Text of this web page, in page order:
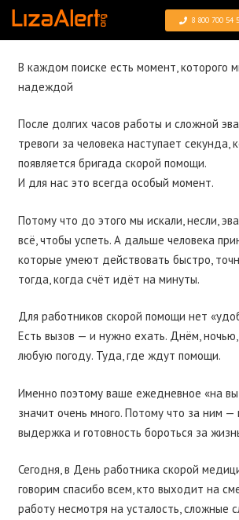
8 800 700 54
В каждом поиске есть момент, которого
надеждой
После долгих часов работы и сложной
тревоги за человека наступает секунда,
появляется бригада скорой помощи.
И для нас это всегда особый момент.
Потому что до этого мы искали, несли,
всё, чтобы успеть. А дальше человека
которые умеют действовать быстро,
тогда, когда счёт идёт на минуты.
Для работников скорой помощи нет
Есть вызов — и нужно ехать. Днём, ночью,
любую погоду. Туда, где ждут помощи.
Именно поэтому ваше ежедневное «на
значит очень много. Потому что за ним —
выдержка и готовность бороться за
Сегодня, в День работника скорой
говорим спасибо всем, кто выходит на
работу несмотря на усталость, сложные